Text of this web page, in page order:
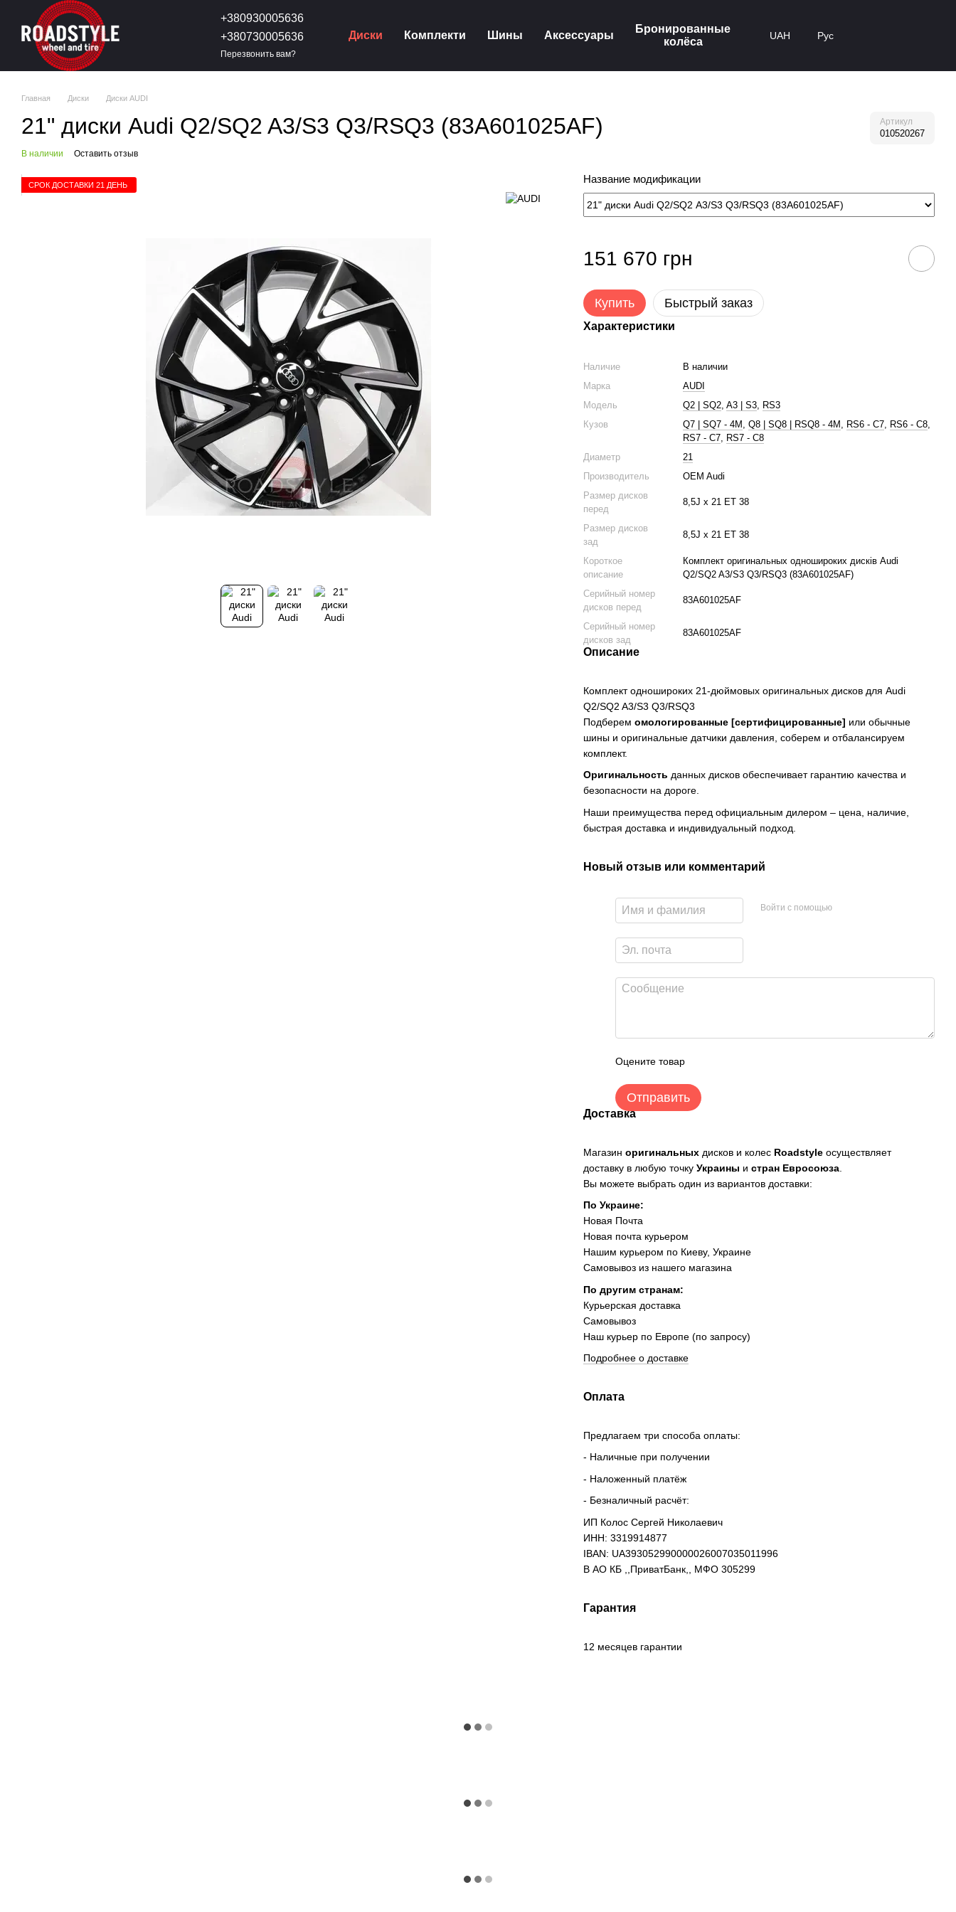
Перейти к основному контенту
+380930005636
+380730005636
Перезвонить вам?
Диски Комплекти Шины Аксессуары
Бронированные
колёса
UAH Рус
Главная Диски Диски AUDI
21" диски Audi Q2/SQ2 A3/S3 Q3/RSQ3 (83A601025AF) Артикул
010520267
В наличии Оставить отзыв
СРОК ДОСТАВКИ 21 ДЕНЬ Название модификации
151 670 грн
Купить Быстрый заказ
Характеристики
Наличие
В наличии
Марка
AUDI
Модель
Q2 | SQ2,A3 | S3, RS3
Кузов
Q7 | SQ7 - 4M ,Q8 | SQ8 | RSQ8 - 4M , RS6 - C7, RS6 - C8,
RS7 - C7, RS7 - C8
Диаметр
21
Производитель
OEM Audi
Размер дисков
перед
8,5J x 21 ET 38
Размер дисков
зад
8,5J x 21 ET 38
Короткое
описание
Комплект оригинальных одношироких дисків Audi
Q2/SQ2 A3/S3 Q3/RSQ3 (83A601025AF)
Серийный номер
дисков перед
83A601025AF
Серийный номер
дисков зад
83A601025AF
Описание
Комплект одношироких 21-дюймовых оригинальных дисков для Audi
Q2/SQ2 A3/S3 Q3/RSQ3
Подберемомологированные [сертифицированные] или обычные
шины и оригинальные датчики давления, соберем и отбалансируем
комплект.
Оригинальностьданных дисков обеспечивает гарантию качества и
безопасности на дороге.
Наши преимущества перед официальным дилером – цена, наличие,
быстрая доставка и индивидуальный подход.
Новый отзыв или комментарий
Войти с помощью
Оцените товар
Отправить
Доставка
Магазиноригинальных дисков и колес Roadstyle осуществляет
доставку в любую точкуУкраины истран Евросоюза
Вы можете выбрать один из вариантов доставки:
По Украине:
Новая Почта
Новая почта курьером
Нашим курьером по Киеву, Украине
Самовывоз из нашего магазина
По другим странам:
Курьерская доставка
Самовывоз
Наш курьер по Европе (по запросу)
Подробнее о доставке
Оплата
Предлагаем три способа оплаты:
- Наличные при получении
- Наложенный платёж
- Безналичный расчёт:
ИП Колос Сергей Николаевич
ИНН: 3319914877
IBAN: UA393052990000026007035011996
В АО КБ ,,ПриватБанк,, МФО 305299
Гарантия
12 месяцев гарантии